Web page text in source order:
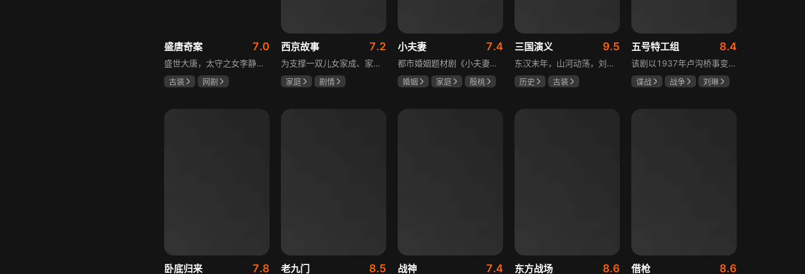
盛唐奇案 7.0
盛世大唐，太守之女李静澜天赋异禀，擅验尸断案，与神秘“鬼探”决明、武艺高强的捕快苏御安联手追凶，揭开一桩桩离奇悬案：双生姐妹的生死置换、跨越十七年的书生冤案、雅集会上的连环仪式杀人等。在迷雾与鲜血中，李静澜与决明暗生情愫，彼此扶持，坚守心中正道，挣脱宿命桎梏。盛世灯火之下，他们以智慧与勇气涤荡污浊，书写下一段守护正义与清明的传奇。
古装
网剧
西京故事 7.2
为支撑一双儿女家成、家秀的“求学大业”，一家之主罗天福携妻子慧娟进了西京城。在西京城里，罗天福见证了身边的小人物们在大城市的生存之难，自身也经历了种种艰辛：饼铺生意屡屡受挫，妻子慧娟不满他“固执守旧”的经营方式闹起分居，儿子家成无法适应从乡村到城市的生活状况不断离校出走，重重打击不断袭来，使他头一次对自己坚守多年的人生观和价值观产生怀疑。自己这样做究竟是对是错，城市是不是真的不适合他这种“坚持老一套”的人生存。女儿家秀的支持鼓励使罗天福重拾信心，那些曾经接受罗天福帮助的人也反过来帮助他，纠缠不清的矛盾随之一一化解。罗家人终于在西京这座大城扎下了根，向着美好的未来继续前行。该剧围绕农村家庭在城市的奋斗历程展开，展现了小人物的坚韧与善良，充满了励志色彩与现实关怀。
家庭
剧情
小夫妻 7.4
都市婚姻题材剧《小夫妻》围绕经营十年婚姻的周全与车莉展开，原本家庭美满的二人突遭变故：周全怀才不遇还意外被裁员，车莉则被迫赶鸭子上架仓促创业，不可预期的生活变动让他们的婚姻陷入僵局。而立之年的两人，在现实压力与情感拉扯中挣扎，面临诸多矛盾与考验，他们能否重新调整生活节奏，修复婚姻关系，回到幸福生活的轨道，是该剧的核心看点。
婚姻 家庭
殷桃
三国演义 9.5
东汉末年，山河动荡，刘汉王朝气数将尽。内有十常侍颠倒黑白、祸乱朝纲，外有张氏兄弟高呼“苍天已死，黄巾当立”的口号，掀起浩大的农民起义，一时间狼烟四起，刘家朝廷宛如大厦将倾，岌岌可危。正所谓乱世出英雄，曹操、公孙瓒、袁术、袁绍、吕布、刘备、孙策、关羽、张飞、诸葛亮等各路豪杰不断涌现，从群雄逐鹿到赤壁之战，从魏蜀吴三国鼎立到三分归一统，波澜壮阔的三国时代的大幕缓缓拉开，本片根据中国古典名著《三国演义》改编。
历史
古装
五号特工组 8.4
该剧以1937年卢沟桥事变后的上海为背景，讲述中共地下党员欧阳剑平召集海外同学组成特工组的故事。组员涵盖情报、密码、爆破、神偷等领域人才，他们以法租界上流社会身份为掩护，与日军特高课、汪伪76号等势力展开较量，屡屡涉险却最终完成任务。剧集以真实史料为基础，展现了抗日时期地下工作者的智勇无畏与家国情怀。
谍战 战争
刘琳
卧底归来 7.8 老九门 8.5 战神 7.4 东方战场 8.6 借枪 8.6